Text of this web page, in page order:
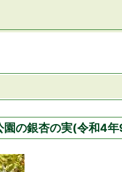
園の銀杏の実(令和4